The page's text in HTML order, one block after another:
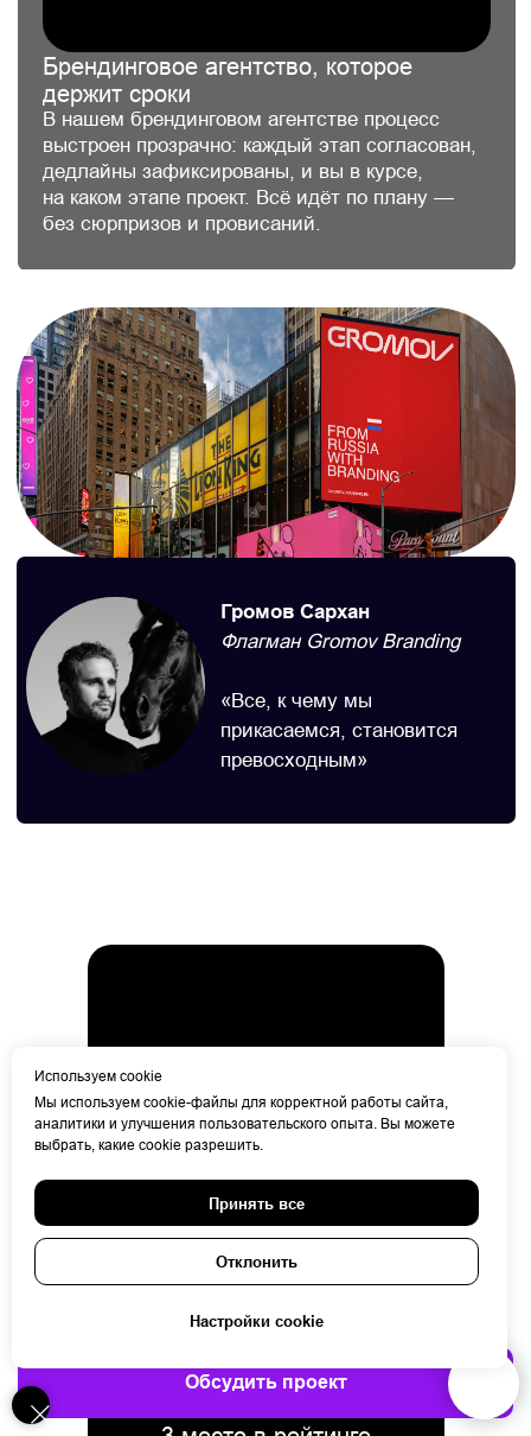
Логотип поп-группы
Брендинг и сайт центра фитокосметологии
Обсудить проект
Используем cookie
Мы используем cookie-файлы для корректной работы сайта,
аналитики и улучшения пользовательского опыта. Вы можете
выбрать, какие cookie разрешить.
Принять все
Отклонить
Настройки cookie